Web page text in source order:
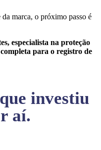
marca, o próximo passo é
especialista na proteção
para o registro de
investiu
aí.